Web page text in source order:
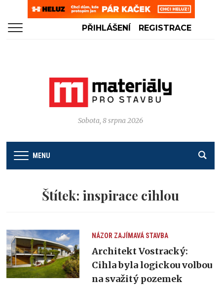
PŘIHLÁŠENÍ REGISTRACE
Sobota, 8 srpna 2026
MENU
Štítek: inspirace cihlou
NÁZOR ZAJÍMAVÁ STAVBA
Architekt Vostracký:
Cihla byla logickou volbou
na svažitý pozemek